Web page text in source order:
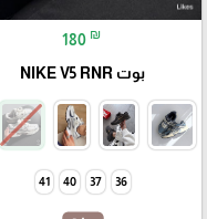
180 ₪
بوت NIKE V5 RNR
36
37
40
41